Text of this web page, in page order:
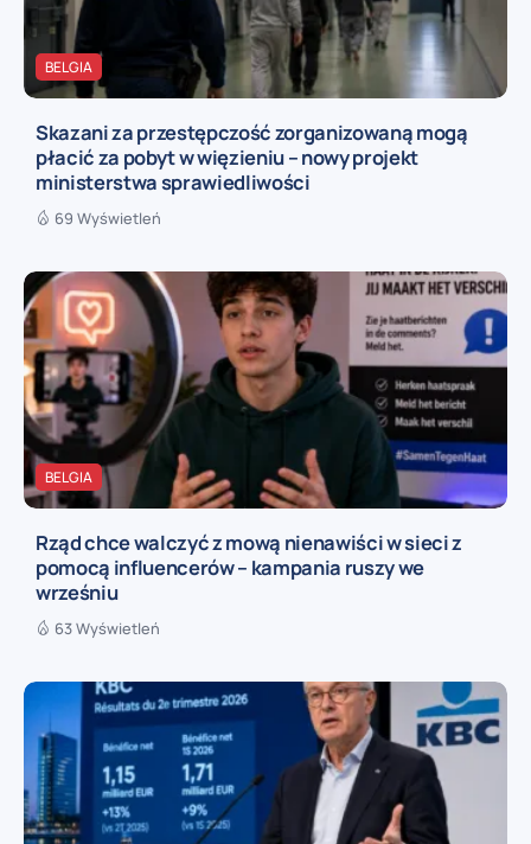
BELGIA
Skazani za przestępczość zorganizowaną mogą
płacić za pobyt w więzieniu – nowy projekt
ministerstwa sprawiedliwości
69 Wyświetleń
BELGIA
Rząd chce walczyć z mową nienawiści w sieci z
pomocą influencerów – kampania ruszy we
wrześniu
63 Wyświetleń